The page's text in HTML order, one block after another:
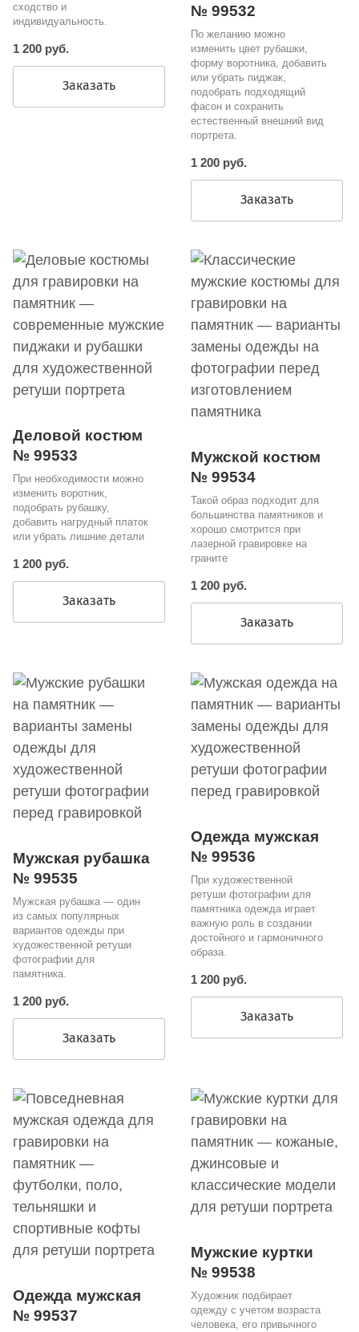
сходство и
индивидуальность.
1 200 руб.
Заказать
№ 99532
По желанию можно
изменить цвет рубашки,
форму воротника, добавить
или убрать пиджак,
подобрать подходящий
фасон и сохранить
естественный внешний вид
портрета.
1 200 руб.
Заказать
Деловой костюм
№ 99533
При необходимости можно
изменить воротник,
подобрать рубашку,
добавить нагрудный платок
или убрать лишние детали
1 200 руб.
Заказать
Мужской костюм
№ 99534
Такой образ подходит для
большинства памятников и
хорошо смотрится при
лазерной гравировке на
граните
1 200 руб.
Заказать
Мужская рубашка
№ 99535
Мужская рубашка — один
из самых популярных
вариантов одежды при
художественной ретуши
фотографии для
памятника.
1 200 руб.
Заказать
Одежда мужская
№ 99536
При художественной
ретуши фотографии для
памятника одежда играет
важную роль в создании
достойного и гармоничного
образа.
1 200 руб.
Заказать
Одежда мужская
№ 99537
Мужские куртки
№ 99538
Художник подбирает
одежду с учетом возраста
человека, его привычного